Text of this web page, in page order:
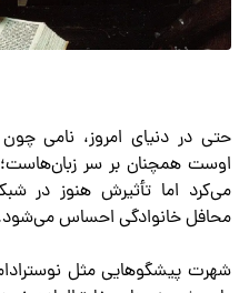
حتی در دنیای امروز، نامی
اوست همچنان بر سر
می‌کرد اما تأثیرش هنوز در
محافل خانوادگی احساس
شهرت پیشگوهایی مثل